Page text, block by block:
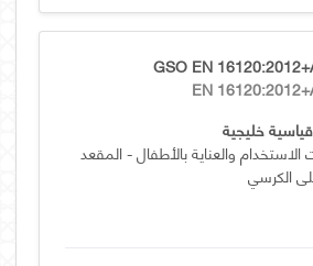
GSO EN
EN
خليجية
والعناية بالأطفال - المقعد
الكرسي